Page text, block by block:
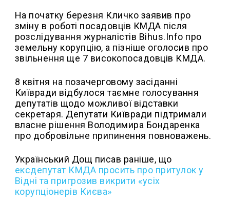
На початку березня Кличко заявив про
зміну в роботі посадовців КМДА після
розслідування журналістів Bihus.Info про
земельну корупцію, а пізніше оголосив про
звільнення ще 7 високопосадовців КМДА.
8 квітня на позачерговому засіданні
Київради відбулося таємне голосування
депутатів щодо можливої відставки
секретаря. Депутати Київради підтримали
власне рішення Володимира Бондаренка
про добровільне припинення повноважень.
Український Дощ писав раніше, що
ексдепутат КМДА просить про притулок у
Відні та пригрозив викрити «усіх
корупціонерів Києва»